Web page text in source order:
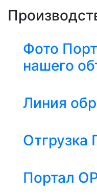
Фото
нашего
Линия
Отгрузка
Портал